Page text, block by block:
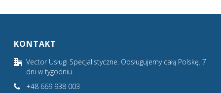
KONTAKT
Vector Usługi Specjalistyczne. Obsługujemy całą Polskę. 7
dni w tygodniu.
+48 669 938 003